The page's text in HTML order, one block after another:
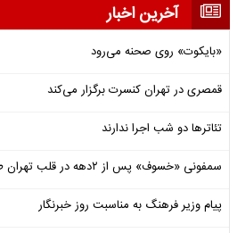
آخرین اخبار
«بایکوت» روی صحنه می‌رود
قمصری در تهران کنسرت برگزار می‌کند
تئاترها دو شب اجرا ندارند
سمفونی «خسوف» پس از ۲دهه در قلب تهران طنین انداز شد
پیام وزیر فرهنگ به مناسبت روز خبرنگار